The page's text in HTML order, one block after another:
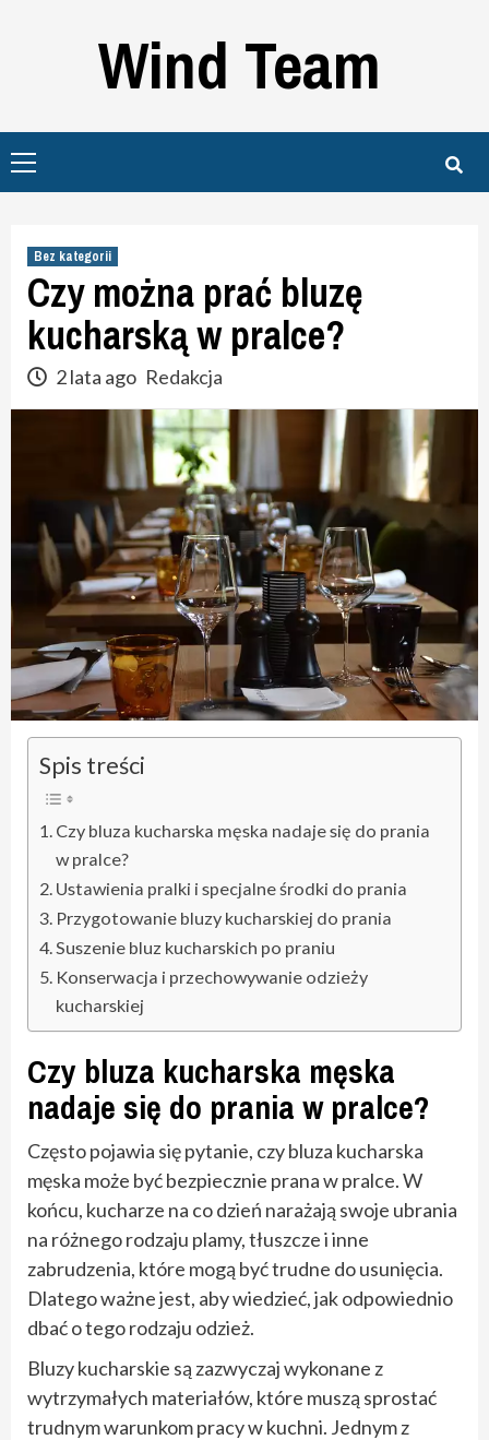
Wind Team
Menu
Bez kategorii
Czy można prać bluzę
kucharską w pralce?
2 lata ago Redakcja
Spis treści
Czy bluza kucharska męska nadaje się do prania
w pralce?
Ustawienia pralki i specjalne środki do prania
Przygotowanie bluzy kucharskiej do prania
Suszenie bluz kucharskich po praniu
Konserwacja i przechowywanie odzieży
kucharskiej
Czy bluza kucharska męska
nadaje się do prania w pralce?
Często pojawia się pytanie, czy bluza kucharska
męska może być bezpiecznie prana w pralce. W
końcu, kucharze na co dzień narażają swoje ubrania
na różnego rodzaju plamy, tłuszcze i inne
zabrudzenia, które mogą być trudne do usunięcia.
Dlatego ważne jest, aby wiedzieć, jak odpowiednio
dbać o tego rodzaju odzież.
Bluzy kucharskie są zazwyczaj wykonane z
wytrzymałych materiałów, które muszą sprostać
trudnym warunkom pracy w kuchni. Jednym z